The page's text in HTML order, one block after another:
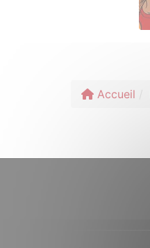
Accueil